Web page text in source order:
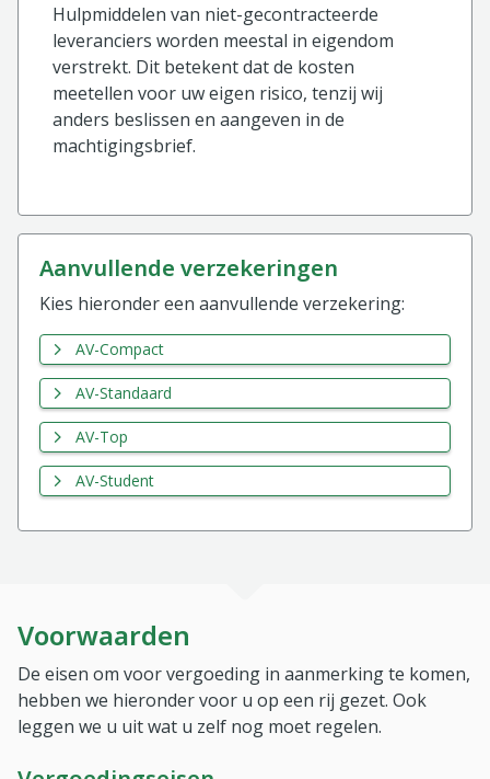
Hulpmiddelen van niet-gecontracteerde
leveranciers worden meestal in eigendom
verstrekt. Dit betekent dat de kosten
meetellen voor uw eigen risico, tenzij wij
anders beslissen en aangeven in de
machtigingsbrief.
aanvullende verzekeringen
Kies hieronder een aanvullende verzekering:
AV-Compact
AV-Standaard
AV-Top
AV-Student
Voorwaarden
De eisen om voor vergoeding in aanmerking te komen,
hebben we hieronder voor u op een rij gezet. Ook
leggen we u uit wat u zelf nog moet regelen.